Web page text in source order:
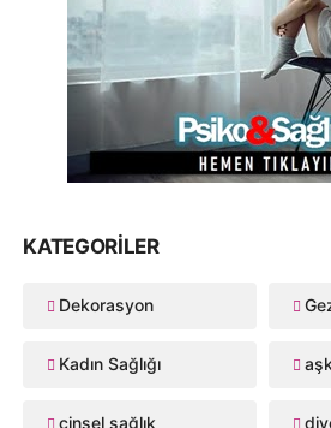
KATEGORILER
Dekorasyon
Kadın Sağlığı
cinsel sağlık